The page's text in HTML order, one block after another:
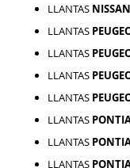
LLANTAS
LLANTAS
LLANTAS
LLANTAS
LLANTAS
LLANTAS
LLANTAS
LLANTAS